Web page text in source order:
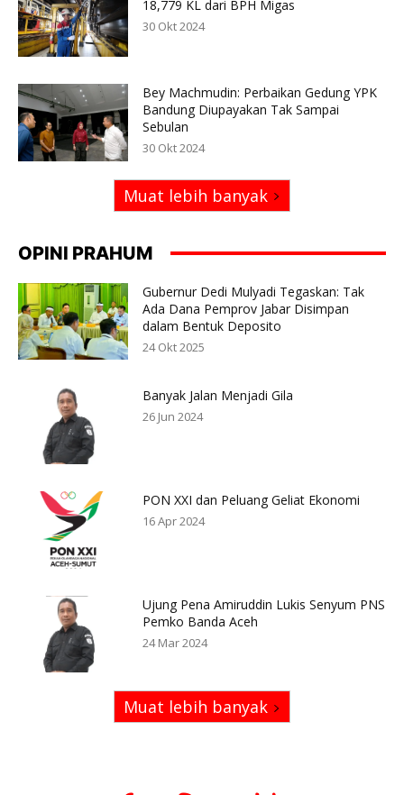
18,779 KL dari BPH Migas
30 Okt 2024
Bey Machmudin: Perbaikan Gedung YPK
Bandung Diupayakan Tak Sampai
Sebulan
30 Okt 2024
Muat lebih banyak
OPINI PRAHUM
Gubernur Dedi Mulyadi Tegaskan: Tak
Ada Dana Pemprov Jabar Disimpan
dalam Bentuk Deposito
24 Okt 2025
Banyak Jalan Menjadi Gila
26 Jun 2024
PON XXI dan Peluang Geliat Ekonomi
16 Apr 2024
Ujung Pena Amiruddin Lukis Senyum PNS
Pemko Banda Aceh
24 Mar 2024
Muat lebih banyak